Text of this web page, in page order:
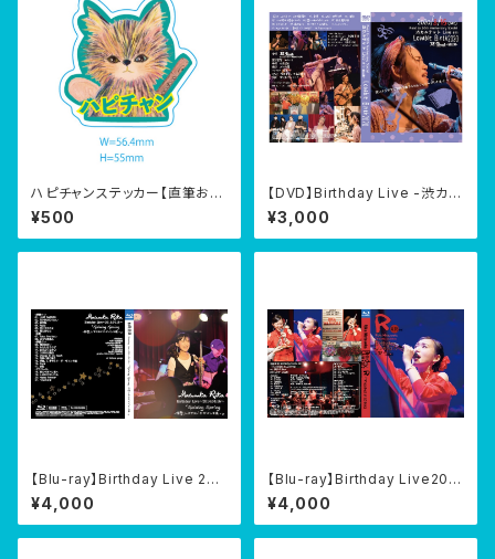
ハピチャンステッカー【直筆お手
紙付き】
¥500
【DVD】Birthday Live -渋カル
テット-『Lovable Birth2020』
@渋谷JZ Brat 2020/04/15昼
公演
¥3,000
【Blu-ray】Birthday Live 201
4『Spring Spining -拝啓、レ
オナルド・ダ・ヴィンチ様- 』@渋
谷gee.ge 2014/04/15
¥4,000
【Blu-ray】Birthday Live201
7『R-Recollect at JzBrat』2
017/04/15
¥4,000